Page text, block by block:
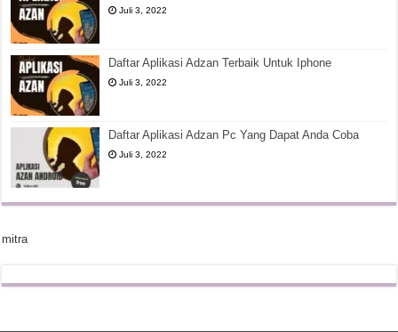
Juli 3, 2022
Daftar Aplikasi Adzan Terbaik Untuk Iphone
Juli 3, 2022
Daftar Aplikasi Adzan Pc Yang Dapat Anda Coba
Juli 3, 2022
mitra